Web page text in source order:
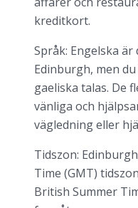
kreditkort.
Språk: Engelska
Edinburgh, men
gaeliska talas. De
vänliga och
vägledning eller
Tidszon:
Time (GMT)
British Summer